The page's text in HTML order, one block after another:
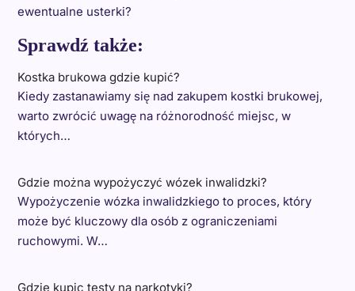
ewentualne usterki?
Sprawdź także:
Kostka brukowa gdzie kupić?
Kiedy zastanawiamy się nad zakupem kostki brukowej,
warto zwrócić uwagę na różnorodność miejsc, w
których…
Gdzie można wypożyczyć wózek inwalidzki?
Wypożyczenie wózka inwalidzkiego to proces, który
może być kluczowy dla osób z ograniczeniami
ruchowymi. W…
Gdzie kupic testy na narkotyki?